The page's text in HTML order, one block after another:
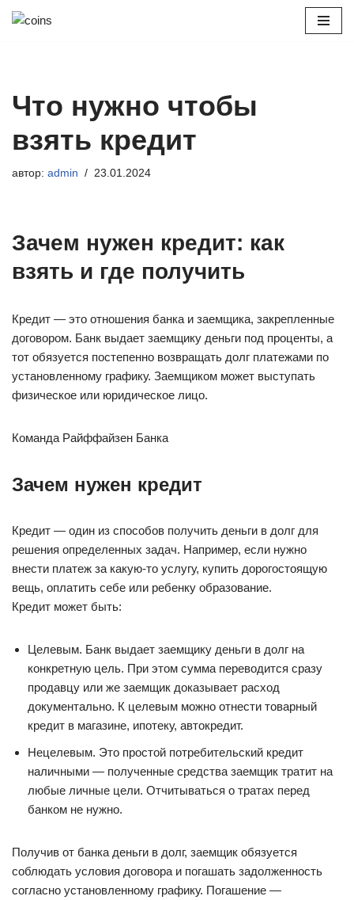
Что нужно чтобы
взять кредит
автор: admin 23.01.2024
Зачем нужен кредит: как
взять и где получить
Кредит — это отношения банка и заемщика, закрепленные
договором. Банк выдает заемщику деньги под проценты, а
тот обязуется постепенно возвращать долг платежами по
установленному графику. Заемщиком может выступать
физическое или юридическое лицо.
Команда Райффайзен Банка
Зачем нужен кредит
Кредит — один из способов получить деньги в долг для
решения определенных задач. Например, если нужно
внести платеж за какую-то услугу, купить дорогостоящую
вещь, оплатить себе или ребенку образование.
Кредит может быть:
Целевым. Банк выдает заемщику деньги в долг на
конкретную цель. При этом сумма переводится сразу
продавцу или же заемщик доказывает расход
документально. К целевым можно отнести товарный
кредит в магазине, ипотеку, автокредит.
Нецелевым. Это простой потребительский кредит
наличными — полученные средства заемщик тратит на
любые личные цели. Отчитываться о тратах перед
банком не нужно.
Получив от банка деньги в долг, заемщик обязуется
соблюдать условия договора и погашать задолженность
согласно установленному графику. Погашение —